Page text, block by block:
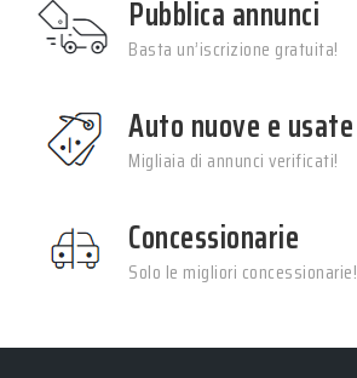
Pubblica annunci
Basta un’iscrizione gratuita!
Auto nuove e usate
Migliaia di annunci verificati!
Concessionarie
Solo le migliori concessionarie!